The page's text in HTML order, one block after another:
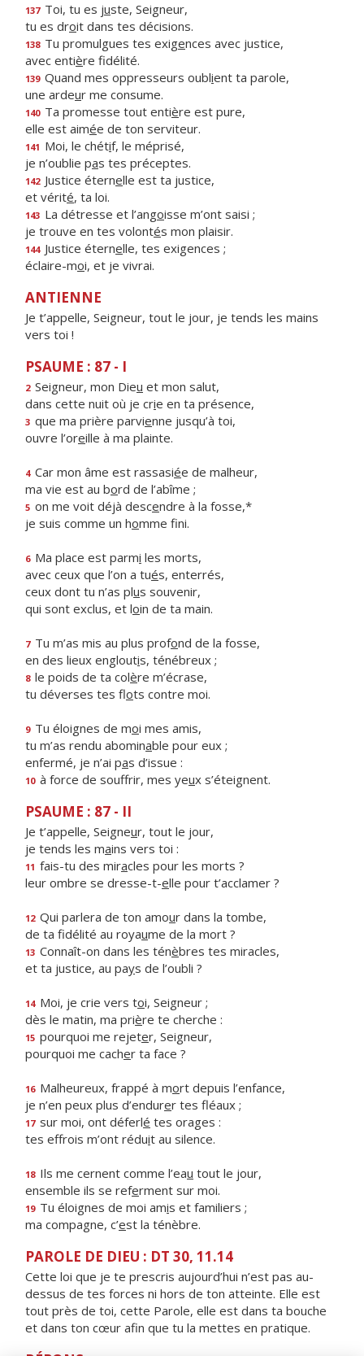
137 Toi, tu es juste, Seigneur,
tu es droit dans tes décisions.
138 Tu promulgues tes exigences avec justice,
avec entière fidélité.
139 Quand mes oppresseurs oublient ta parole,
une ardeur me consume.
140 Ta promesse tout entière est pure,
elle est aimée de ton serviteur.
141 Moi, le chétif, le méprisé,
je n’oublie pas tes préceptes.
142 Justice éternelle est ta justice,
et vérité, ta loi.
143 La détresse et l’angoisse m’ont saisi ;
je trouve en tes volontés mon plaisir.
144 Justice éternelle, tes exigences ;
éclaire-moi, et je vivrai.
ANTIENNE
Je t’appelle, Seigneur, tout le jour, je tends les mains
vers toi !
PSAUME : 87 - I
2 Seigneur, mon Dieu et mon salut,
dans cette nuit où je crie en ta présence,
3 que ma prière parvienne jusqu’à toi,
ouvre l’oreille à ma plainte.
4 Car mon âme est rassasiée de malheur,
ma vie est au bord de l’abîme ;
5 on me voit déjà descendre à la fosse,*
je suis comme un homme fini.
6 Ma place est parmi les morts,
avec ceux que l’on a tués, enterrés,
ceux dont tu n’as plus souvenir,
qui sont exclus, et loin de ta main.
7 Tu m’as mis au plus profond de la fosse,
en des lieux engloutis, ténébreux ;
8 le poids de ta colère m’écrase,
tu déverses tes flots contre moi.
9 Tu éloignes de moi mes amis,
tu m’as rendu abominable pour eux ;
enfermé, je n’ai pas d’issue :
10 à force de souffrir, mes yeux s’éteignent.
PSAUME : 87 - II
Je t’appelle, Seigneur, tout le jour,
je tends les mains vers toi :
11 fais-tu des miracles pour les morts ?
leur ombre se dresse-t-elle pour t’acclamer ?
12 Qui parlera de ton amour dans la tombe,
de ta fidélité au royaume de la mort ?
13 Connaît-on dans les ténèbres tes miracles,
et ta justice, au pays de l’oubli ?
14 Moi, je crie vers toi, Seigneur ;
dès le matin, ma prière te cherche :
15 pourquoi me rejeter, Seigneur,
pourquoi me cacher ta face ?
16 Malheureux, frappé à mort depuis l’enfance,
je n’en peux plus d’endurer tes fléaux ;
17 sur moi, ont déferlé tes orages :
tes effrois m’ont réduit au silence.
18 Ils me cernent comme l’eau tout le jour,
ensemble ils se referment sur moi.
19 Tu éloignes de moi amis et familiers ;
ma compagne, c’est la ténèbre.
PAROLE DE DIEU : DT 30, 11.14
Cette loi que je te prescris aujourd’hui n’est pas au-
dessus de tes forces ni hors de ton atteinte. Elle est
tout près de toi, cette Parole, elle est dans ta bouche
et dans ton cœur afin que tu la mettes en pratique.